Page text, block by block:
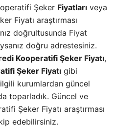
Şeker Fiyatları veya
Fiyatı araştırması
doğrultusunda Fiyat
doğru adrestesiniz.
Kooperatifi Şeker Fiyatı,
Şeker Fiyatı gibi
ilgili kurumlardan güncel
toparladık. Güncel ve
Şeker Fiyatı araştırması
edebilirsiniz.